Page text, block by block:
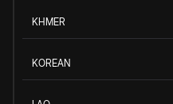
KHMER
KOREAN